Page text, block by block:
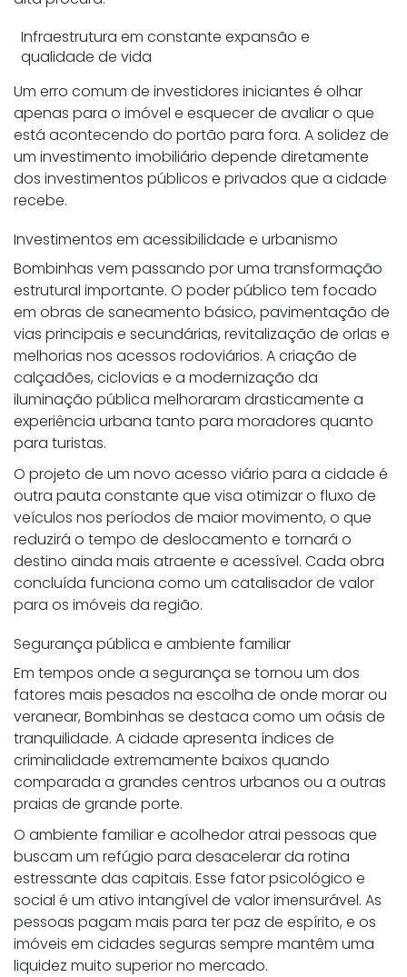
Infraestrutura em constante expansão e
qualidade de vida
Um erro comum de investidores iniciantes é olhar
apenas para o imóvel e esquecer de avaliar o que
está acontecendo do portão para fora. A solidez de
um investimento imobiliário depende diretamente
dos investimentos públicos e privados que a cidade
recebe.
Investimentos em acessibilidade e urbanismo
Bombinhas vem passando por uma transformação
estrutural importante. O poder público tem focado
em obras de saneamento básico, pavimentação de
vias principais e secundárias, revitalização de orlas e
melhorias nos acessos rodoviários. A criação de
calçadões, ciclovias e a modernização da
iluminação pública melhoraram drasticamente a
experiência urbana tanto para moradores quanto
para turistas.
O projeto de um novo acesso viário para a cidade é
outra pauta constante que visa otimizar o fluxo de
veículos nos períodos de maior movimento, o que
reduzirá o tempo de deslocamento e tornará o
destino ainda mais atraente e acessível. Cada obra
concluída funciona como um catalisador de valor
para os imóveis da região.
Segurança pública e ambiente familiar
Em tempos onde a segurança se tornou um dos
fatores mais pesados na escolha de onde morar ou
veranear, Bombinhas se destaca como um oásis de
tranquilidade. A cidade apresenta índices de
criminalidade extremamente baixos quando
comparada a grandes centros urbanos ou a outras
praias de grande porte.
O ambiente familiar e acolhedor atrai pessoas que
buscam um refúgio para desacelerar da rotina
estressante das capitais. Esse fator psicológico e
social é um ativo intangível de valor imensurável. As
pessoas pagam mais para ter paz de espírito, e os
imóveis em cidades seguras sempre mantêm uma
liquidez muito superior no mercado.